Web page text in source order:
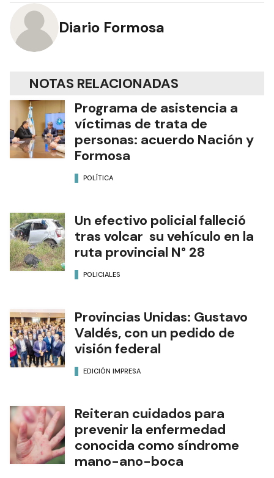
Diario Formosa
NOTAS RELACIONADAS
Programa de asistencia a
víctimas de trata de
personas: acuerdo Nación y
Formosa
POLÍTICA
Un efectivo policial falleció
tras volcar su vehículo en la
ruta provincial N° 28
POLICIALES
Provincias Unidas: Gustavo
Valdés, con un pedido de
visión federal
EDICIÓN IMPRESA
Reiteran cuidados para
prevenir la enfermedad
conocida como síndrome
mano-ano-boca